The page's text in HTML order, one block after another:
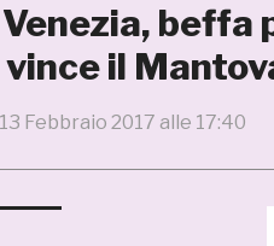
beffa
vince il
13 Febbraio 2017 alle 17:40